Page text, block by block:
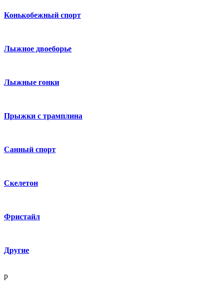
Конькобежный спорт
Лыжное двоеборье
Лыжные гонки
Прыжки с трамплина
Санный спорт
Скелетон
Фристайл
Другие
p